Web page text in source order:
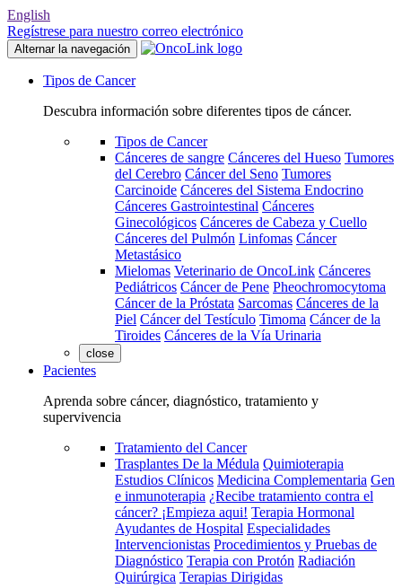
English
Regístrese para nuestro correo electrónico
Alternar la navegación
Tipos de Cancer
Descubra información sobre diferentes tipos de cáncer.
Tipos de Cancer
Cánceres de sangre Cánceres del Hueso Tumores
del Cerebro Cáncer del Seno Tumores
Carcinoide Cánceres del Sistema Endocrino
Cánceres Gastrointestinal Cánceres
Ginecológicos Cánceres de Cabeza y Cuello
Cánceres del Pulmón Linfomas Cáncer
Metastásico
Mielomas Veterinario de OncoLink Cánceres
Pediátricos Cáncer de Pene Pheochromocytoma
Cáncer de la Próstata Sarcomas Cánceres de la
Piel Cáncer del Testículo Timoma Cáncer de la
Tiroides Cánceres de la Vía Urinaria
close
Pacientes
Aprenda sobre cáncer, diagnóstico, tratamiento y
supervivencia
Tratamiento del Cancer
Trasplantes De la Médula Quimioterapia
Estudios Clínicos Medicina Complementaria Gen
e inmunoterapia ¿Recibe tratamiento contra el
cáncer? ¡Empieza aqui! Terapia Hormonal
Ayudantes de Hospital Especialidades
Intervencionistas Procedimientos y Pruebas de
Diagnóstico Terapia con Protón Radiación
Quirúrgica Terapias Dirigidas